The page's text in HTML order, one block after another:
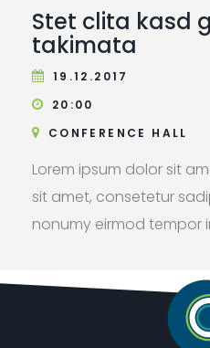
Stet clita kasd
takimata
19.12.2017
20:00
CONFERENCE HALL
Lorem ipsum dolor sit
sit amet, consetetur
nonumy eirmod tempor
voluptua. At vero eos
dolores et ea rebum.